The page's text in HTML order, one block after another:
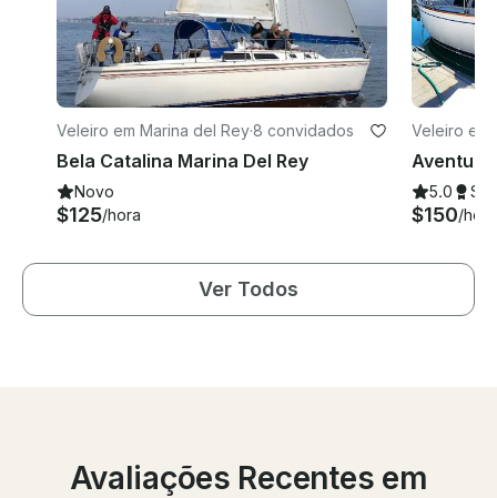
Veleiro em Marina del Rey·8 convidados
Bela Catalina Marina Del Rey
Novo
$125/hora
Veleiro em
5.0
$150/hora
Ver Todos
Avaliações Recentes em